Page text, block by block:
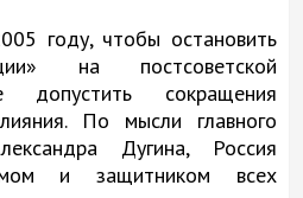
году, чтобы остановить
на постсоветской
сокращения
По мысли главного
Дугина, Россия
и защитником всех